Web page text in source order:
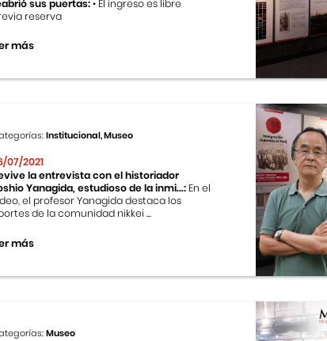
sus puertas:• El ingreso es libre
reserva
más
Institucional, Museo
07/2021
la entrevista con el historiador
Yanagida, estudioso de la inmi...: En el
el profesor Yanagida destaca los
de la comunidad nikkei ...
más
Museo